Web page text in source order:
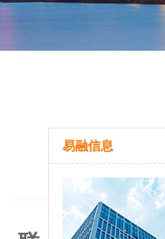
易融信息